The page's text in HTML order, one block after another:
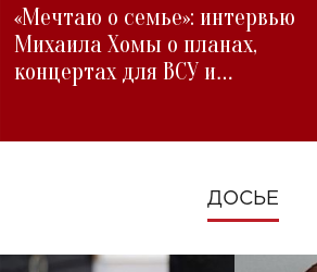
«Мечтаю о семье»: интервью
Михаила Хомы о планах,
концертах для ВСУ и
ДОСЬЕ